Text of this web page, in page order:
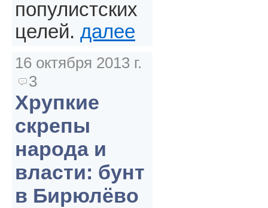
популистских
целей. далее
16 октября 2013 г.
3
Хрупкие
скрепы
народа и
власти: бунт
в Бирюлёво